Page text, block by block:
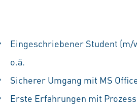
Eingeschriebener Student
o.ä.
Sicherer Umgang mit MS
Erste Erfahrungen mit